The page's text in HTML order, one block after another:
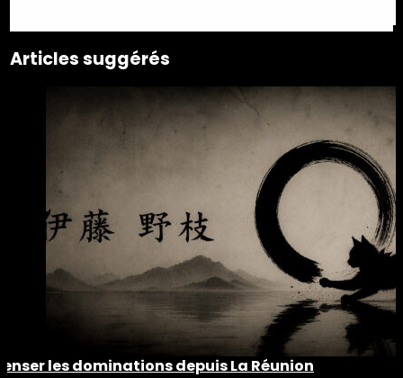
Articles suggérés
les dominations depuis La Réunion